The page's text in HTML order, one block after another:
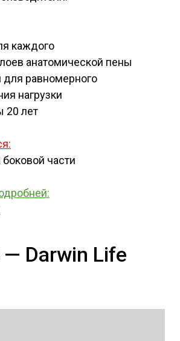
каждого
анатомической пены
для равномерного
нагрузки
20 лет
части
:
Darwin Life